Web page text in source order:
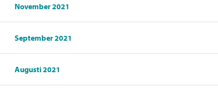
November 2021
September 2021
Augusti 2021